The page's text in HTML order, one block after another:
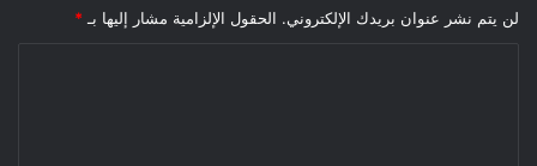
لن يتم نشر عنوان بريدك الإلكتروني. الحقول الإلزامية مشار إليها بـ *